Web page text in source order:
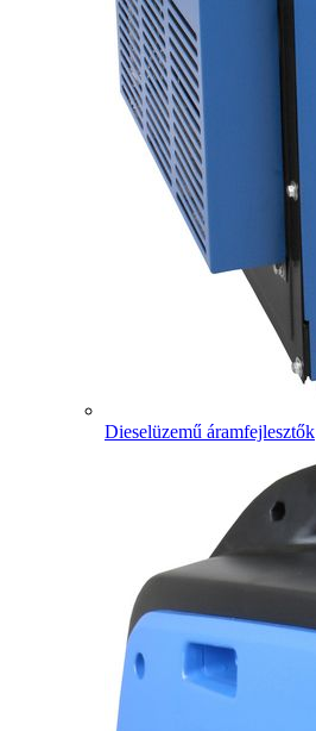
Dieselüzemű áramfejlesztők